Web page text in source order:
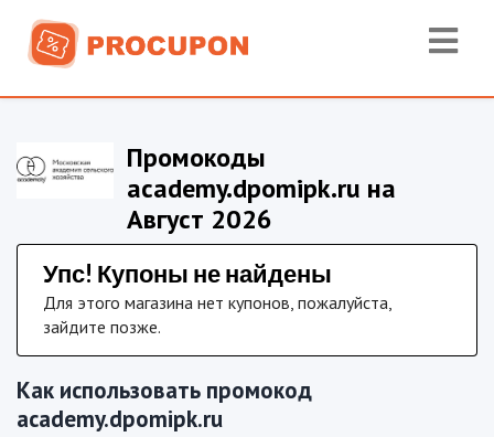
Промокоды
academy.dpomipk.ru на
Август 2026
Упс! Купоны не найдены
Для этого магазина нет купонов, пожалуйста,
зайдите позже.
Как использовать промокод
academy.dpomipk.ru